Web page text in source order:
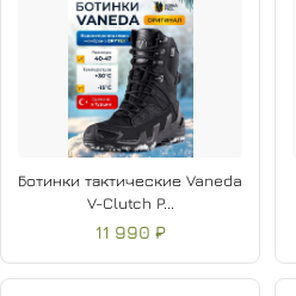
Ботинки тактические Vaneda
V-Clutch P...
11 990 ₽